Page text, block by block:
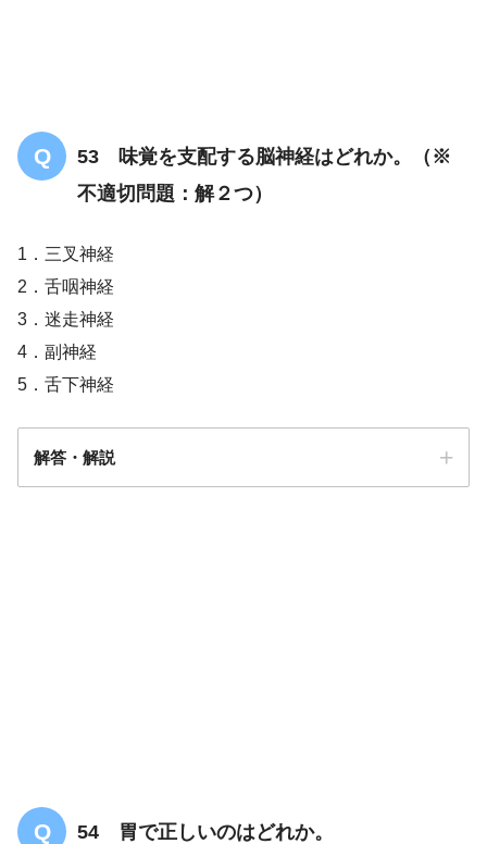
53 味覚を支配する脳神経はどれか。（※
不適切問題：解２つ）
1．三叉神経
2．舌咽神経
3．迷走神経
4．副神経
5．舌下神経
解答・解説
54 胃で正しいのはどれか。